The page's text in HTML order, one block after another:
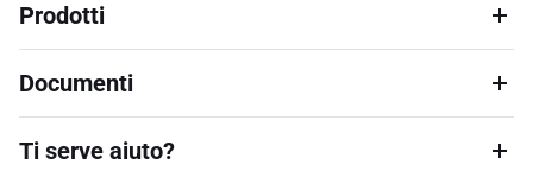
Prodotti
Documenti
Ti serve aiuto?